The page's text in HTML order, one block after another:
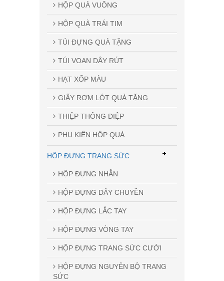
HỘP QUÀ VUÔNG
HỘP QUÀ TRÁI TIM
TÚI ĐỰNG QUÀ TẶNG
TÚI VOAN DÂY RÚT
HẠT XỐP MÀU
GIẤY RƠM LÓT QUÀ TẶNG
THIỆP THÔNG ĐIỆP
PHỤ KIỆN HỘP QUÀ
HỘP ĐỰNG TRANG SỨC
HỘP ĐỰNG NHẪN
HỘP ĐỰNG DÂY CHUYỀN
HỘP ĐỰNG LẮC TAY
HỘP ĐỰNG VÒNG TAY
HỘP ĐỰNG TRANG SỨC CƯỚI
HỘP ĐỰNG NGUYÊN BỘ TRANG
SỨC
+